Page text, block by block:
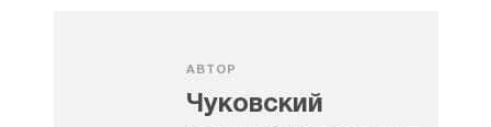
АВТОР
Чуковский